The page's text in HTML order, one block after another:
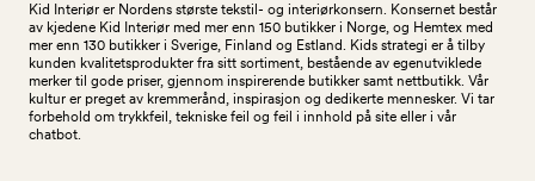
Kid Interiør er Nordens største tekstil- og interiørkonsern. Konsernet består
av kjedene Kid Interiør med mer enn 150 butikker i Norge, og Hemtex med
mer enn 130 butikker i Sverige, Finland og Estland. Kids strategi er å tilby
kunden kvalitetsprodukter fra sitt sortiment, bestående av egenutviklede
merker til gode priser, gjennom inspirerende butikker samt nettbutikk. Vår
kultur er preget av kremmerånd, inspirasjon og dedikerte mennesker. Vi tar
forbehold om trykkfeil, tekniske feil og feil i innhold på site eller i vår
chatbot.